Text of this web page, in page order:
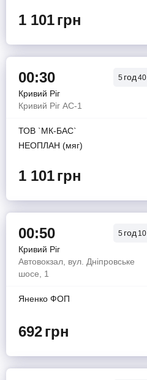
1 101грн
00:30 5 год40
Кривий Ріг
Кривий Ріг АС-1
ТОВ `МК-БАС`
НЕОПЛАН (мяг)
1 101грн
00:50 5 год10
Кривий Ріг
Автовокзал, вул. Дніпровське
шосе, 1
Яненко ФОП
692грн